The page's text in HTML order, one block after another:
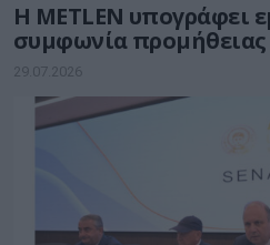
Η METLEN υπογράφει
συμφωνία προμήθειας
29.07.2026